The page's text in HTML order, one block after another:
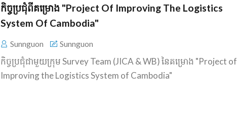
កិច្ច​ប្រជុំ​ពី​គម្រោង "Project Of Improving The Logistics
System Of Cambodia"
Sunnguon Sunnguon
កិច្ច​ប្រជុំជាមួយក្រុម Survey Team (JICA & WB) នៃគម្រោង "Project of
Improving the Logistics System of Cambodia"